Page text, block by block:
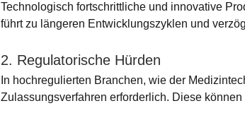
Technologisch fortschrittliche und innovative
führt zu längeren Entwicklungszyklen und
2. Regulatorische Hürden
In hochregulierten Branchen, wie der
Zulassungsverfahren erforderlich. Diese